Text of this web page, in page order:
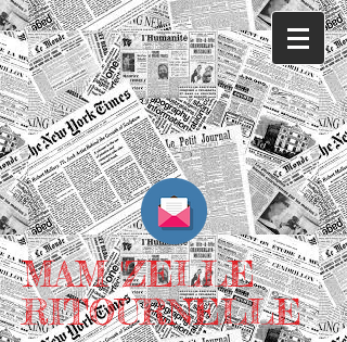
MAM 'ZELLE
RITOURNELLE